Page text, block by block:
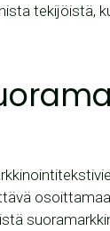
tekijöistä,